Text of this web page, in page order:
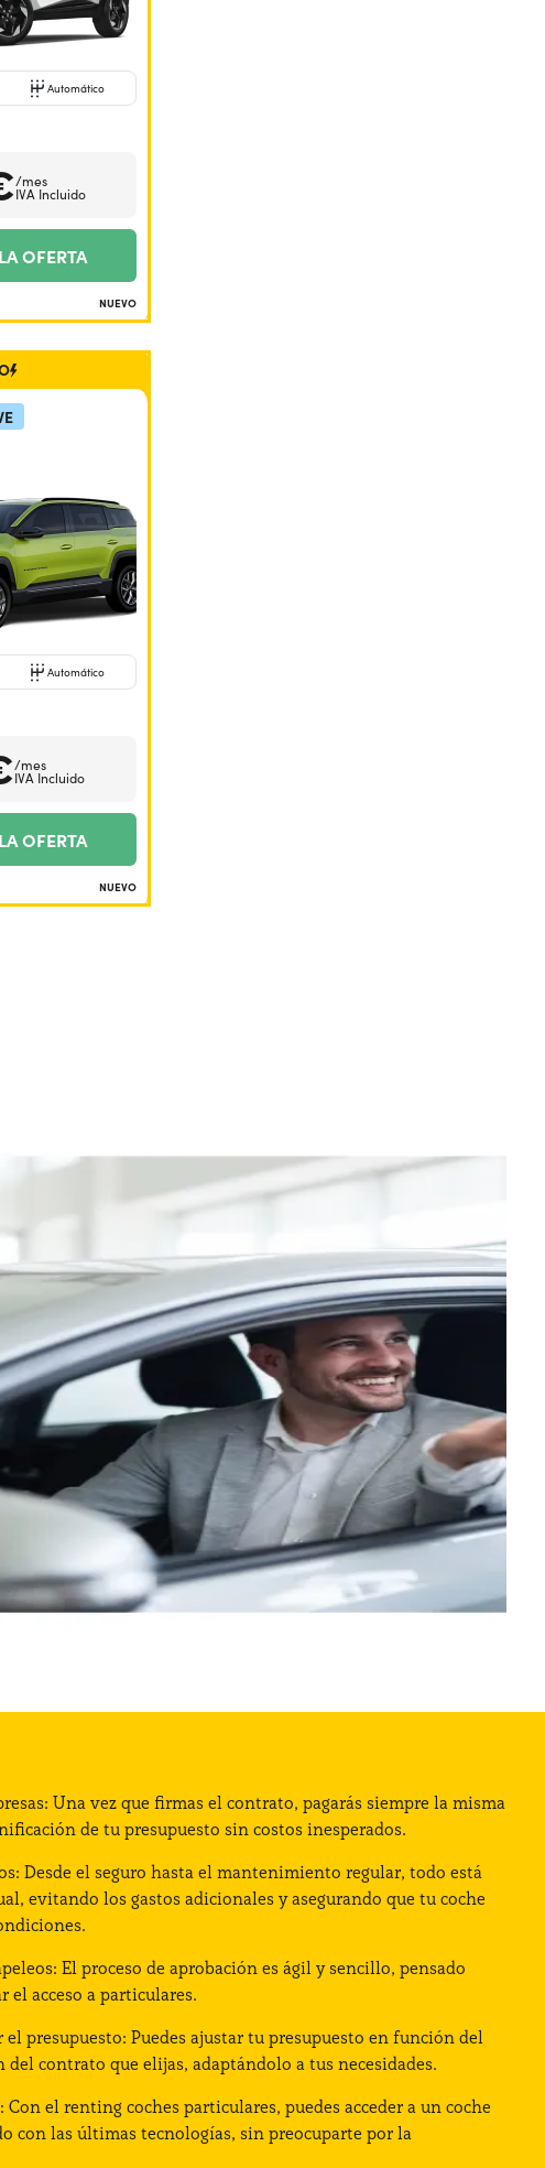
Automático
/mes
IVA Incluido
OFERTA
NUEVO
Automático
/mes
IVA Incluido
OFERTA
NUEVO
Una vez que firmas el contrato, pagarás siempre la misma
de tu presupuesto sin costos inesperados.
Desde el seguro hasta el mantenimiento regular, todo está
evitando los gastos adicionales y asegurando que tu coche
El proceso de aprobación es ágil y sencillo, pensado
acceso a particulares.
presupuesto: Puedes ajustar tu presupuesto en función del
contrato que elijas, adaptándolo a tus necesidades.
el renting coches particulares, puedes acceder a un coche
con las últimas tecnologías, sin preocuparte por la